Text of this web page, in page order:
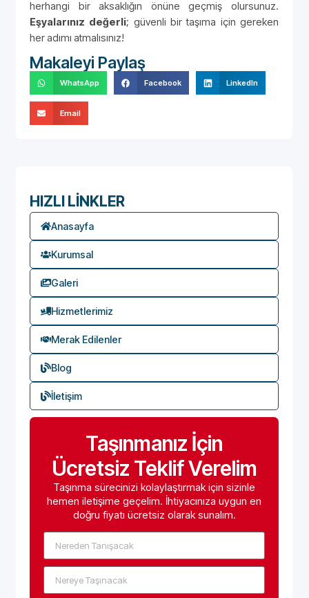
herhangi bir aksaklığın önüne geçmiş olursunuz.
Eşyalarınız değerli; güvenli bir taşıma için gereken
her adımı atmalısınız!
Makaleyi Paylaş
WhatsApp Facebook LinkedIn
Email
HIZLI LİNKLER
Anasayfa
Kurumsal
Galeri
Hizmetlerimiz
Merak Edilenler
Blog
İletişim
Taşınmanız İçin
Ücretsiz Teklif Verelim
Taşınma sürecinizi kolaylaştırmak için sizinle
hemen iletişime geçelim. İhtiyacınıza uygun en
doğru fiyatı ücretsiz olarak sunalım.